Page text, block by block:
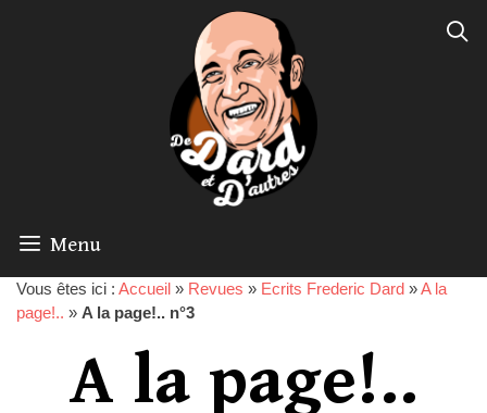
Menu
Vous êtes ici : Accueil » Revues » Ecrits Frederic Dard »A la
page!.. » A la page!.. n°3
A la page!..